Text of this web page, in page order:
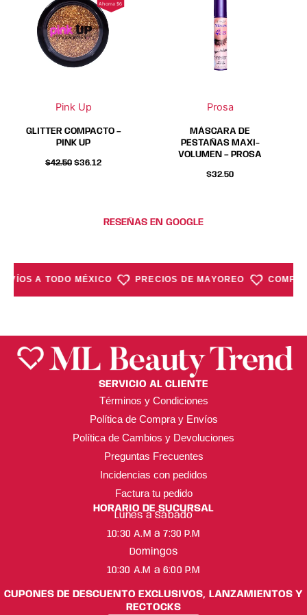
Ahorra $6
Pink Up
tiene
múltiples
variantes.
Las
pueden
elegir
en
la
GLITTER COMPACTO –
PINK UP
$42.50 $36.12
tiene
múltiples
variantes.
elegir
la
Prosa
MÁSCARA DE
PESTAÑAS MAXI-
VOLUMEN – PROSA
$32.50
RESEÑAS EN GOOGLE
A TODO MÉXICO PRECIOS DE MAYOREO
SERVICIO AL CLIENTE
Términos y Condiciones
Política de Compra y Envíos
Política de Cambios y Devoluciones
Preguntas Frecuentes
Incidencias con pedidos
Factura tu pedido
HORARIO DE SUCURSAL
Lunes a Sábado
10:30 A.M a 7:30 P.M
Domingos
10:30 A.M a 6:00 P.M
CUPONES DE DESCUENTO EXCLUSIVOS, LANZAMIENTOS Y
RECTOCKS